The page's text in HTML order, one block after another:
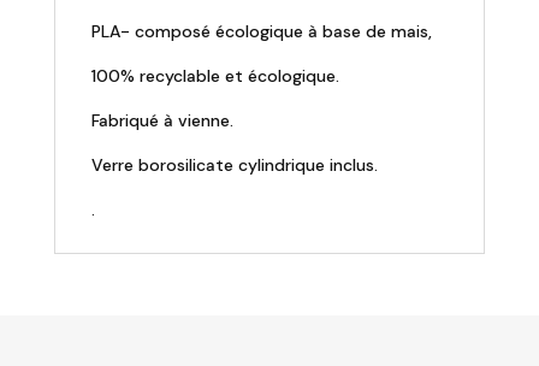
PLA- composé écologique à base de mais,
100% recyclable et écologique.
Fabriqué à vienne.
Verre borosilicate cylindrique inclus.
.